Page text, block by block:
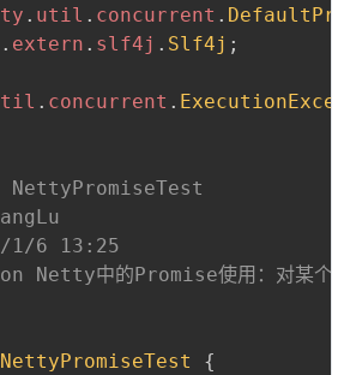
. util . concurrent .
. extern . slf4j . Slf4j ;
. concurrent .
NettyPromiseTest
1/6 13:25
中的Promise使用：对某个业
NettyPromiseTest {